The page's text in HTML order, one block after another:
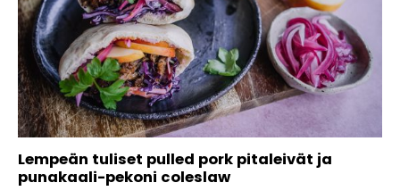
Lempeän tuliset pulled pork pitaleivät ja
punakaali-pekoni coleslaw